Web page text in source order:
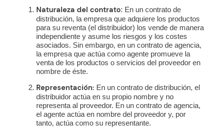
Naturaleza del contrato: En un contrato de
distribución, la empresa que adquiere los productos
para su reventa (el distribuidor) los vende de manera
independiente y asume los riesgos y los costes
asociados. Sin embargo, en un contrato de agencia,
la empresa que actúa como agente promueve la
venta de los productos o servicios del proveedor en
nombre de éste.
Representación: En un contrato de distribución, el
distribuidor actúa en su propio nombre y no
representa al proveedor. En un contrato de agencia,
el agente actúa en nombre del proveedor y, por
tanto, actúa como su representante.